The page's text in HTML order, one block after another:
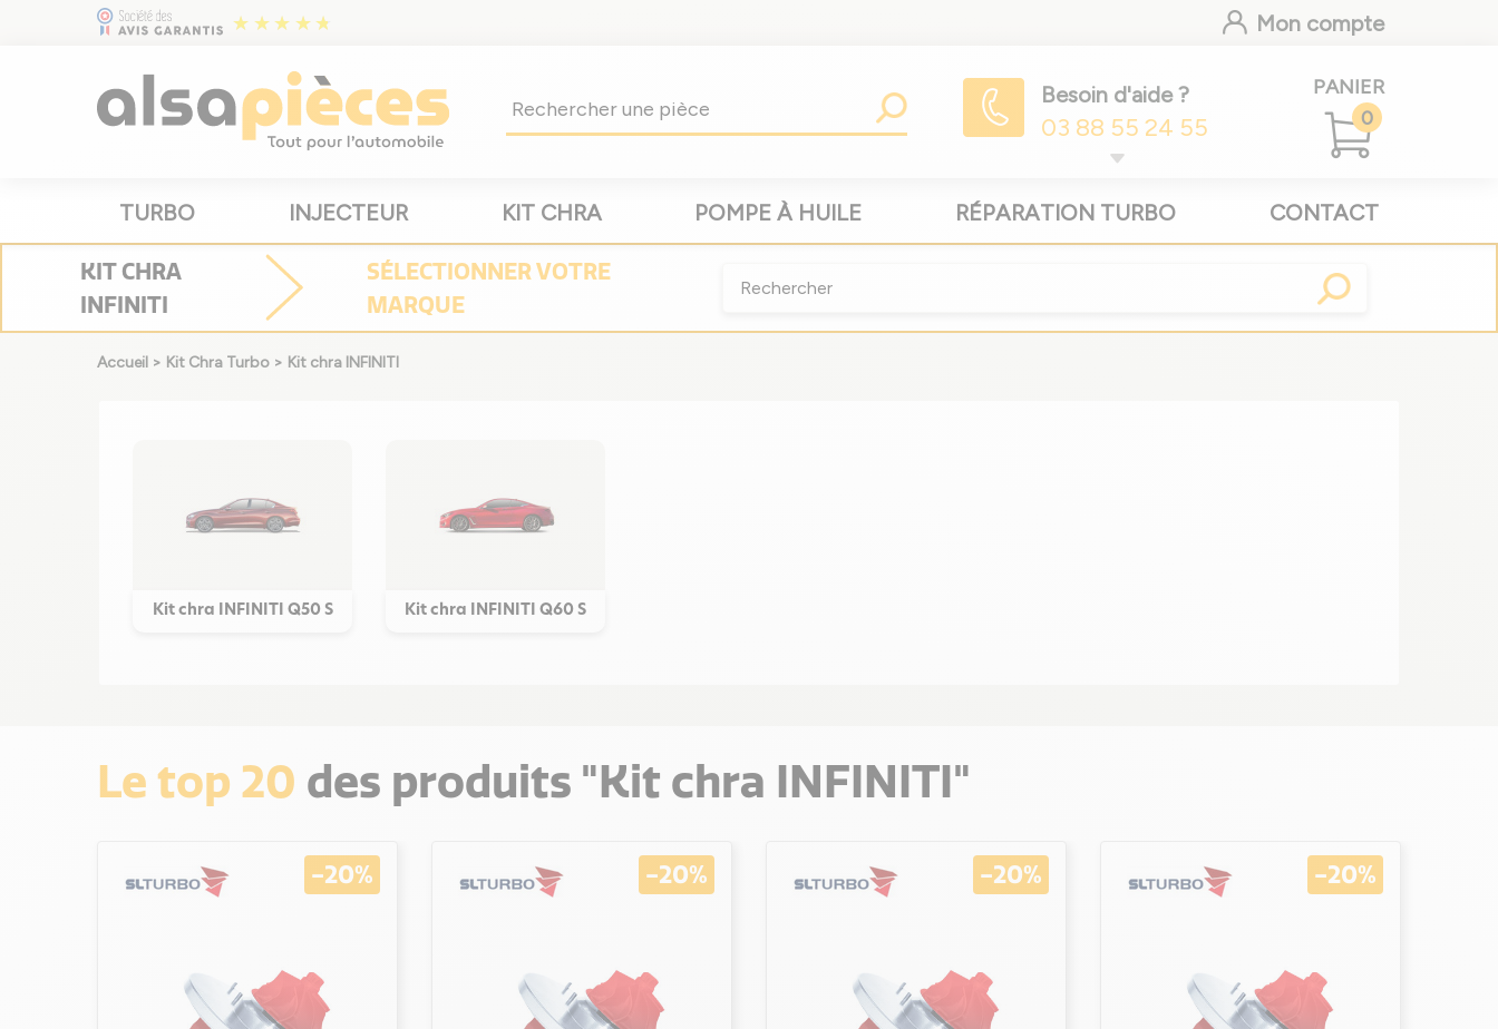
Mon compte
Besoin d'aide ?
03 88 55 24 55
PANIER
0
TURBO INJECTEUR KIT CHRA POMPE À HUILE RÉPARATION TURBO CONTACT
KIT CHRA
INFINITI
SÉLECTIONNER VOTRE
MARQUE
Accueil > Kit Chra Turbo > Kit chra INFINITI
Kit chra INFINITI Q50 S Kit chra INFINITI Q60 S
Le top 20 des produits "Kit chra INFINITI"
-20% -20% -20% -20%